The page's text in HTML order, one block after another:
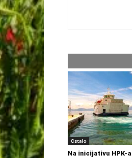
Ostalo
Na inicijativu HPK-a